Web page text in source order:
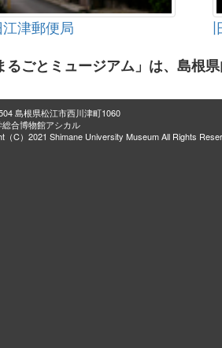
江津郵便局
るごとミュージアム」は、島根
島根県松江市西川津町1060
合博物館アシカル
（C）2021 Shimane University Museum All Rights